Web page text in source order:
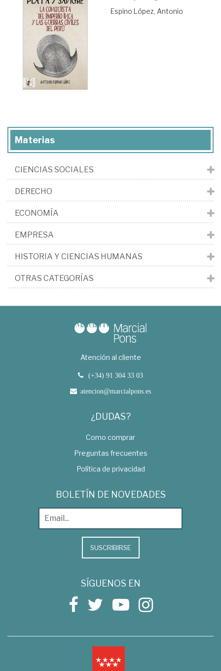
Espino López, Antonio
Materias
CIENCIAS SOCIALES
DERECHO
ECONOMÍA
EMPRESA
HISTORIA Y CIENCIAS HUMANAS
OTRAS CATEGORÍAS
Atención al cliente
(+34) 91 304 33 03
atencion@marcialpons.es
¿DUDAS?
Como comprar
Preguntas frecuentes
Política de privacidad
BOLETÍN DE NOVEDADES
SUSCRIBIRSE
SÍGUENOS EN